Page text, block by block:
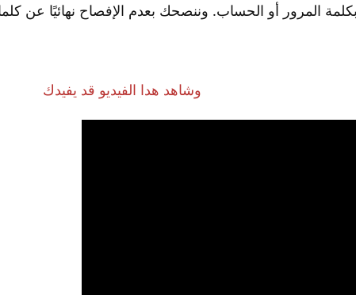
المرور أو الحساب. وننصحك بعدم الإفصاح نهائيًا عن
وشاهد هدا الفيديو قد يفيدك